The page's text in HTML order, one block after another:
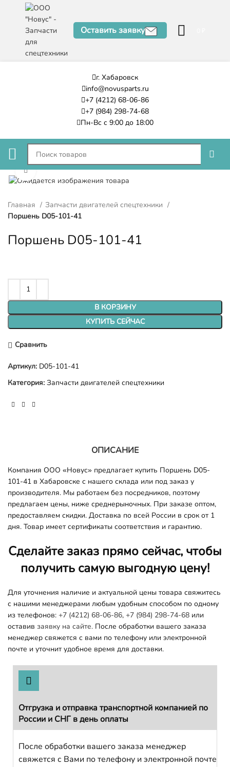
Оставить заявку
г. Хабаровск
info@novusparts.ru
+7 (4212) 68-06-86
+7 (984) 298-74-68
Пн-Вс с 9:00 до 18:00
Нажмите, чтобы увеличить
Главная
Запчасти двигателей спецтехники
Поршень D05-101-41
Поршень D05-101-41
В КОРЗИНУ
КУПИТЬ СЕЙЧАС
Сравнить
Артикул: D05-101-41
Категория: Запчасти двигателей спецтехники
ОПИСАНИЕ
Компания ООО «Новус» предлагает купить Поршень D05-
101-41 в Хабаровске с нашего склада или под заказ у
производителя. Мы работаем без посредников, поэтому
предлагаем цены, ниже среднерыночных. При заказе оптом,
предоставляем скидки. Доставка по всей России в срок от 1
дня. Товар имеет сертификаты соответствия и гарантию.
Сделайте заказ прямо сейчас, чтобы
получить самую выгодную цену!
Для уточнения наличие и актуальной цены товара свяжитесь
с нашими менеджерами любым удобным способом по одному
из телефонов: +7 (4212) 68-06-86, +7 (984) 298-74-68 или
оставив заявку на сайте. После обработки вашего заказа
менеджер свяжется с вами по телефону или электронной
почте и уточнит удобное время для доставки.
Отгрузка и отправка транспортной компанией по
России и СНГ в день оплаты
После обработки вашего заказа менеджер
свяжется с Вами по телефону и электронной почте